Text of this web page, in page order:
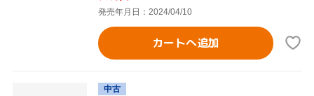
発売年月日：2024/04/10
カートへ追加
中古